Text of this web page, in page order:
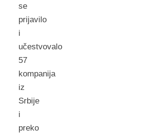
se
prijavilo
i
učestvovalo
57
kompanija
iz
Srbije
i
preko